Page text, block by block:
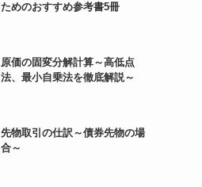
ためのおすすめ参考書5冊
原価の固変分解計算～高低点
法、最小自乗法を徹底解説～
先物取引の仕訳～債券先物の場
合～